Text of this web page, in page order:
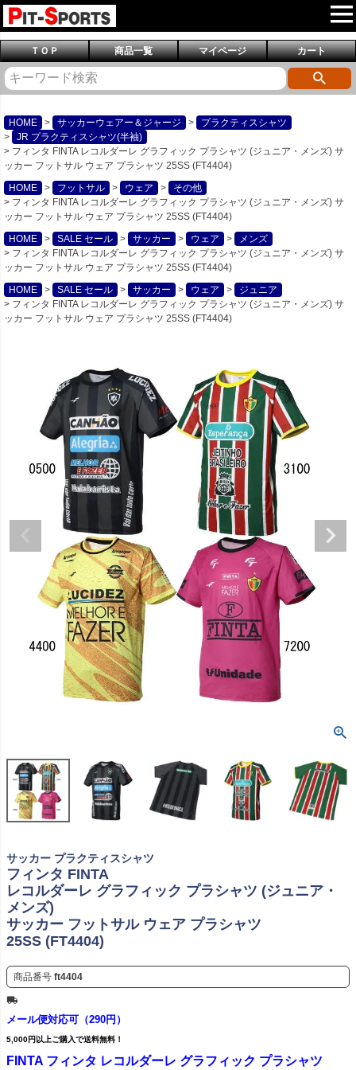
ＴＯＰ 商品一覧 マイページ カート
HOME サッカーウェアー＆ジャージ
プラクティスシャツ
JR プラクティスシャツ(半袖)
フィンタ FINTA レコルダーレ グラフィック プラシャツ (ジュニア・メンズ) サ
ッカー フットサル ウェア プラシャツ 25SS (FT4404)
HOME
フットサル ウェア
その他
フィンタ FINTA レコルダーレ グラフィック プラシャツ (ジュニア・メンズ) サ
ッカー フットサル ウェア プラシャツ 25SS (FT4404)
HOME
SALE セール サッカー ウェア
メンズ
フィンタ FINTA レコルダーレ グラフィック プラシャツ (ジュニア・メンズ) サ
ッカー フットサル ウェア プラシャツ 25SS (FT4404)
HOME
SALE セール サッカー ウェア
ジュニア
フィンタ FINTA レコルダーレ グラフィック プラシャツ (ジュニア・メンズ) サ
ッカー フットサル ウェア プラシャツ 25SS (FT4404)
サッカー プラクティスシャツ
フィンタ FINTA
レコルダーレ グラフィック プラシャツ (ジュニア・
メンズ)
サッカー フットサル ウェア プラシャツ
25SS (FT4404)
商品番号 ft4404
メール便対応可（290円）
5,000円以上ご購入で送料無料！
FINTA フィンタ レコルダーレ グラフィック プラシャツ